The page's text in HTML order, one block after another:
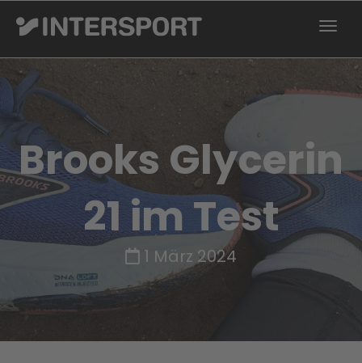
Brooks Glycerin
21 im Test
1 März 2024